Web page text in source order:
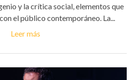
y la crítica social, elementos que
el público contemporáneo. La...
Leer más